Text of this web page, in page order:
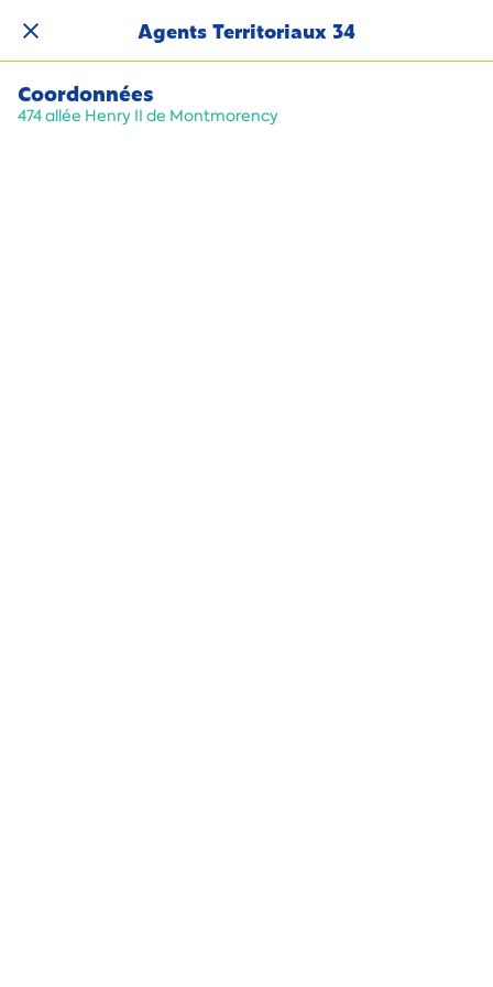
Agents Territoriaux 34
Coordonnées
474 allée Henry II de Montmorency